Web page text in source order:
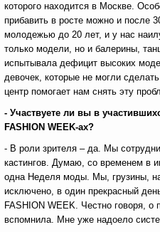
которого находится в Москве.
прибавить в росте можно и после
молодежью до 20 лет, и у нас
только модели, но и балерины,
испытывала дефицит высоких
девочек, которые не могли
центр помогает нам снять эту
- Участвуете ли вы в
FASHION WEEK-ах?
- В роли зрителя – да. Мы
кастингов. Думаю, со временем в
одна Неделя моды. Мы, грузины,
исключено, в один прекрасный
FASHION WEEK. Честно говоря,
вспомнила. Мне уже надоело